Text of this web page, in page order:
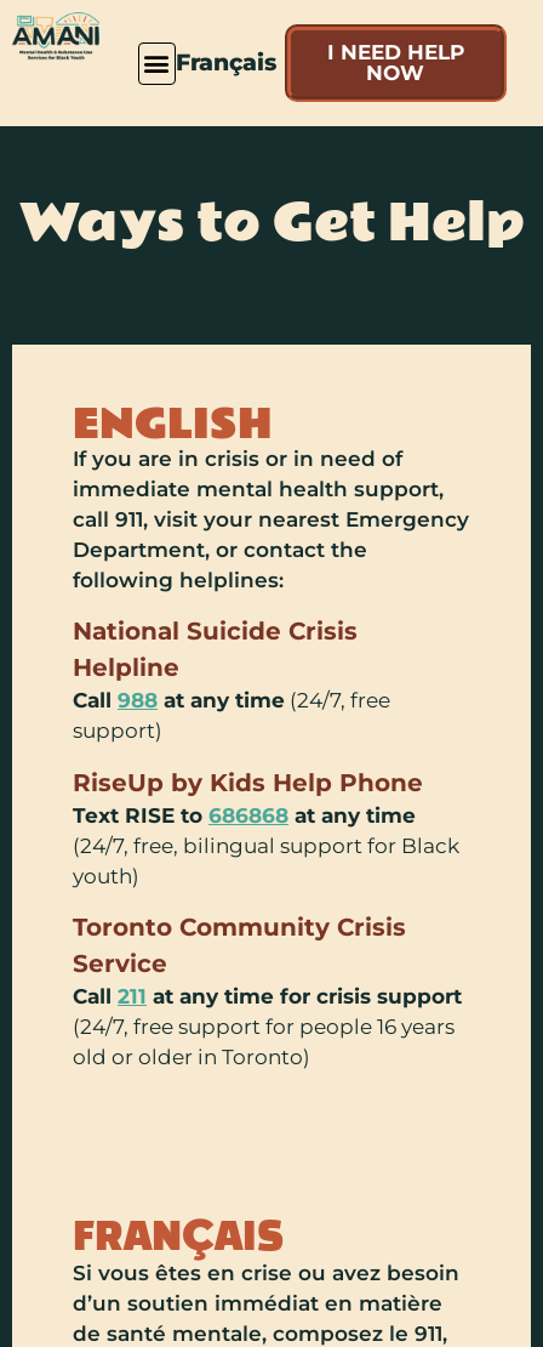
Français
I NEED HELP
NOW
Ways to Get Help
ENGLISH
If you are in crisis or in need of
immediate mental health support,
call 911, visit your nearest Emergency
Department, or contact the
following helplines:
National Suicide Crisis
Helpline
Call 988 at any time (24/7, free
support)
RiseUp by Kids Help Phone
Text RISE to 686868 at any time
(24/7, free, bilingual support for Black
youth)
Toronto Community Crisis
Service
Call 211 at any time for crisis support
(24/7, free support for people 16 years
old or older in Toronto)
FRAN ÇAIS
Si vous êtes en crise ou avez besoin
d’un soutien immédiat en matière
de santé mentale, composez le 911,